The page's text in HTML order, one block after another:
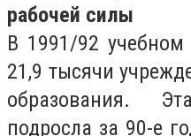
рабочей силы
В 1991/92
21,9 тысячи
образования.
подросла за 90-е